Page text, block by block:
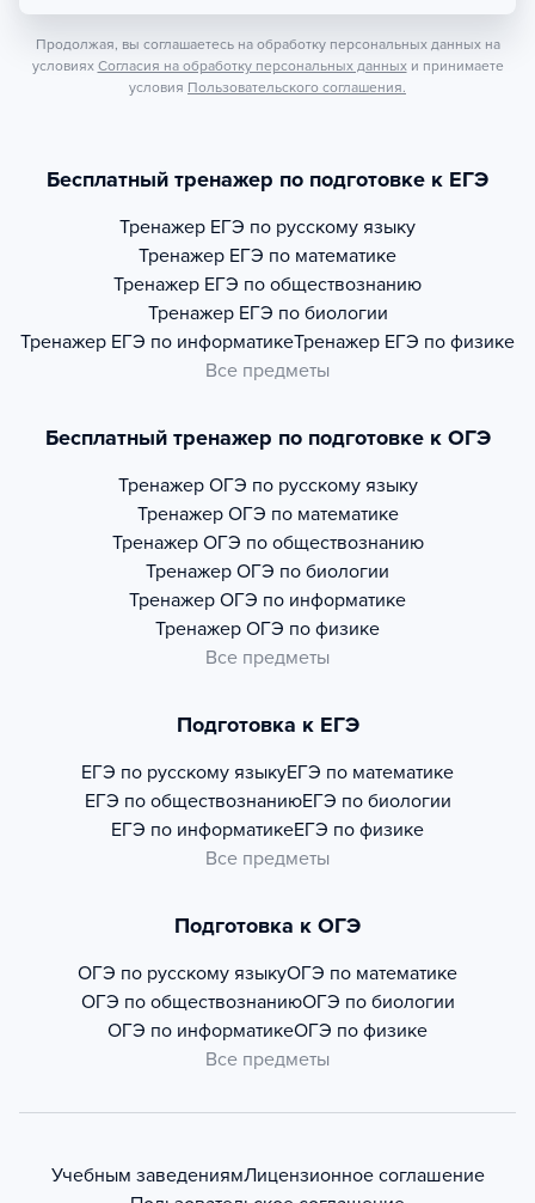
Продолжая, вы соглашаетесь на обработку персональных данных на
условиях Согласия на обработку персональных данных и принимаете
условия Пользовательского соглашения.
Бесплатный тренажер по подготовке к ЕГЭ
Тренажер ЕГЭ по русскому языку
Тренажер ЕГЭ по математике
Тренажер ЕГЭ по обществознанию
Тренажер ЕГЭ по биологии
Тренажер ЕГЭ по информатикеТренажер ЕГЭ по физике
Все предметы
Бесплатный тренажер по подготовке к ОГЭ
Тренажер ОГЭ по русскому языку
Тренажер ОГЭ по математике
Тренажер ОГЭ по обществознанию
Тренажер ОГЭ по биологии
Тренажер ОГЭ по информатике
Тренажер ОГЭ по физике
Все предметы
Подготовка к ЕГЭ
ЕГЭ по русскому языкуЕГЭ по математике
ЕГЭ по обществознаниюЕГЭ по биологии
ЕГЭ по информатикеЕГЭ по физике
Все предметы
Подготовка к ОГЭ
ОГЭ по русскому языкуОГЭ по математике
ОГЭ по обществознаниюОГЭ по биологии
ОГЭ по информатикеОГЭ по физике
Все предметы
Учебным заведениямЛицензионное соглашение